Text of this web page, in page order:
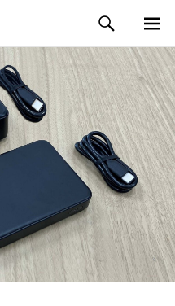
メイン
メニュ
ー